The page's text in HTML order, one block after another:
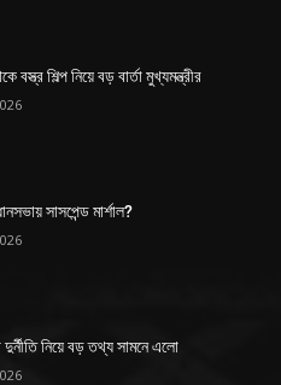
বস্ত্র শিল্প নিয়ে বড় বার্তা মুখ্যমন্ত্রীর
সাসপেন্ড মার্শাল?
নিয়ে বড় তথ্য সামনে এলো